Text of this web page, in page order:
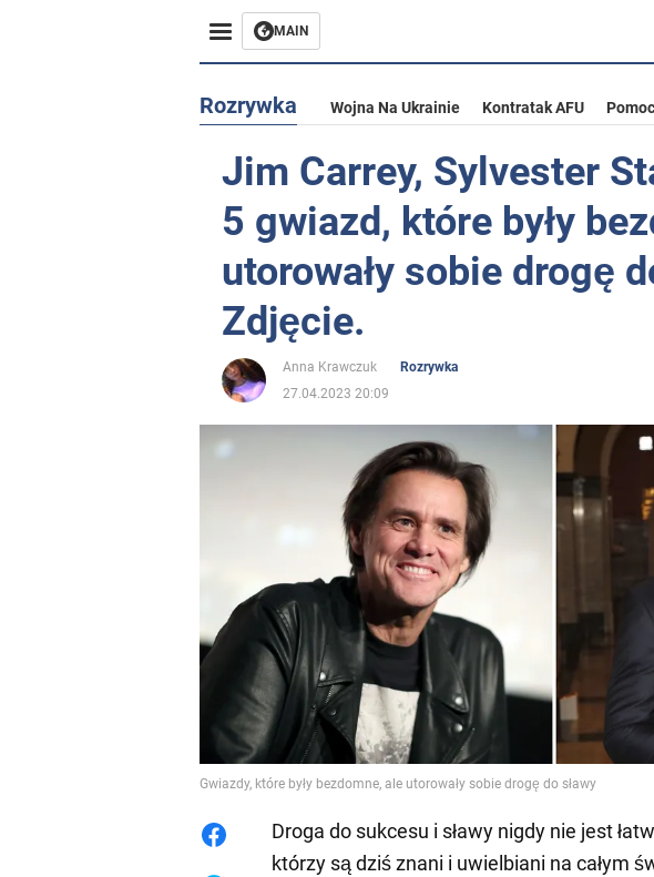
MAIN
Rozrywka Wojna Na Ukrainie Kontratak AFU
Jim Carrey, Sylvester
5 gwiazd, które były
utorowały sobie drogę
Zdjęcie.
Anna Krawczuk
Rozrywka
27.04.2023 20:09
Gwiazdy, które były bezdomne, ale utorowały sobie drogę do sławy
Droga do sukcesu i sławy nigdy nie jest
którzy są dziś znani i uwielbiani na całym